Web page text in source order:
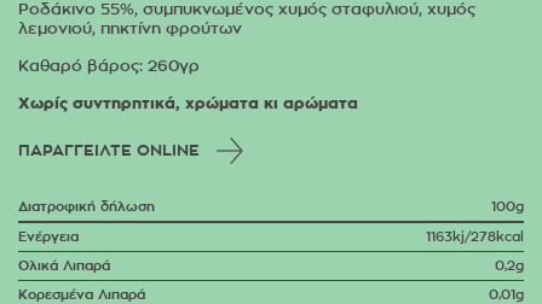
Ροδάκινο 55%, συμπυκνωμένος χυμός σταφυλιού, χυμός
λεμονιού, πηκτίνη φρούτων
Καθαρό βάρος: 260γρ
Χωρίς συντηρητικά, χρώματα κι αρώματα
ΠΑΡΑΓΓΕΙΛΤΕ ONLINE
Διατροφική δήλωση 100g
Ενέργεια 1163kj/278kcal
Ολικά Λιπαρά 0,2g
Κορεσμένα Λιπαρά 0,01g